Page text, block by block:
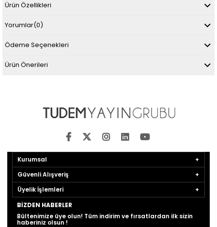
Ürün Özellikleri
Yorumlar(0)
Ödeme Seçenekleri
Ürün Önerileri
Kurumsal
Güvenli Alışveriş
Üyelik İşlemleri
BIZDEN HABERLER
Bültenimize üye olun! Tüm indirim ve fırsatlardan ilk sizin
haberiniz olsun !